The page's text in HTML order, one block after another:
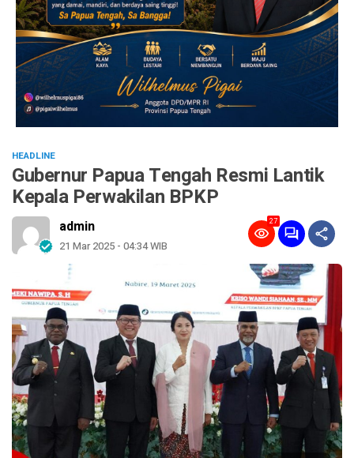
HEADLINE
Gubernur Papua Tengah Resmi Lantik
Kepala Perwakilan BPKP
admin
21 Mar 2025 - 04:34 WIB
27